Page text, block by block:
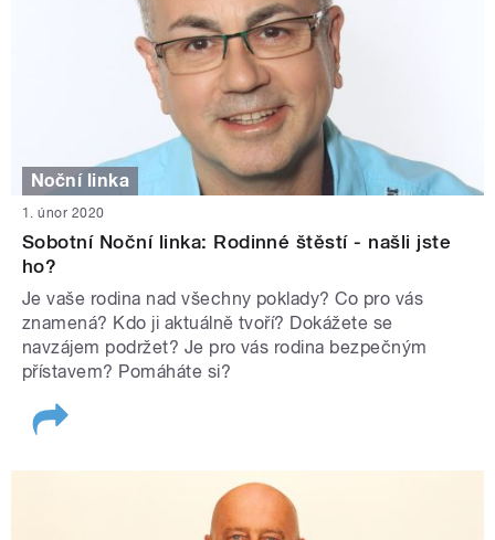
Noční linka
1. únor 2020
Sobotní Noční linka: Rodinné štěstí - našli jste
ho?
Je vaše rodina nad všechny poklady? Co pro vás
znamená? Kdo ji aktuálně tvoří? Dokážete se
navzájem podržet? Je pro vás rodina bezpečným
přístavem? Pomáháte si?